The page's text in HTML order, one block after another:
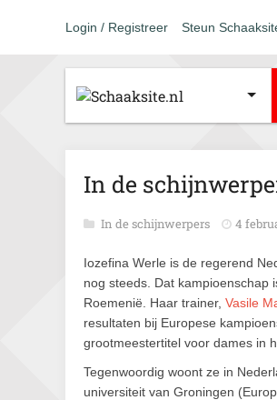
Login / Registreer Steun
In de
In de schijnwerpers 4
Iozefina Werle is de regerend
nog steeds. Dat kampioenschap
Roemenië. Haar trainer, Vasile
resultaten bij Europese
grootmeestertitel voor dames in
Tegenwoordig woont ze in
universiteit van Groningen